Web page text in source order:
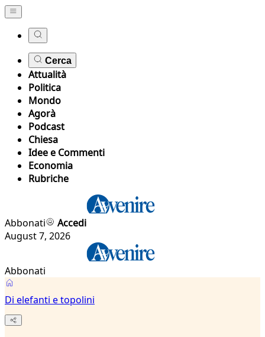
Cerca
Attualità
Politica
Mondo
Agorà
Podcast
Chiesa
Idee e Commenti
Economia
Rubriche
Abbonati
Accedi
August 7, 2026
Abbonati
Di elefanti e topolini